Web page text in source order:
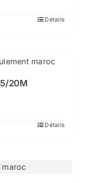
Détails
20M
Détails